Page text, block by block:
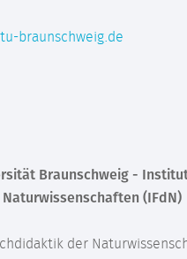
braunschweig.de
Braunschweig -
(IFdN)
der